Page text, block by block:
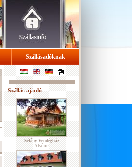
Szállásadóknak
Szállás ajánló
Sétány Vendégház
Alsóörs